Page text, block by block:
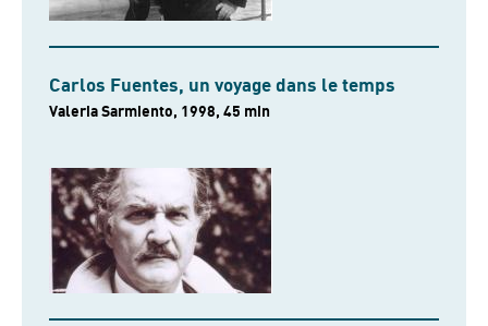
Carlos Fuentes, un voyage dans le temps
Valeria Sarmiento, 1998, 45 min